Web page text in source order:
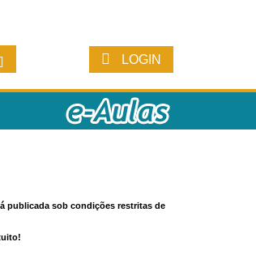
LOGIN
publicada sob condições restritas de